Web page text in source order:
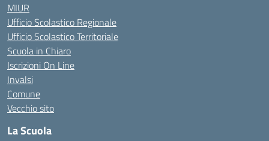
MIUR
Ufficio Scolastico Regionale
Ufficio Scolastico Territoriale
Scuola in Chiaro
Iscrizioni On Line
Invalsi
Comune
Vecchio sito
La Scuola